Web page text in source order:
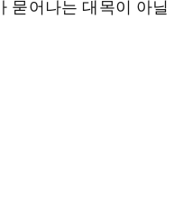
묻어나는 대목이 아닐